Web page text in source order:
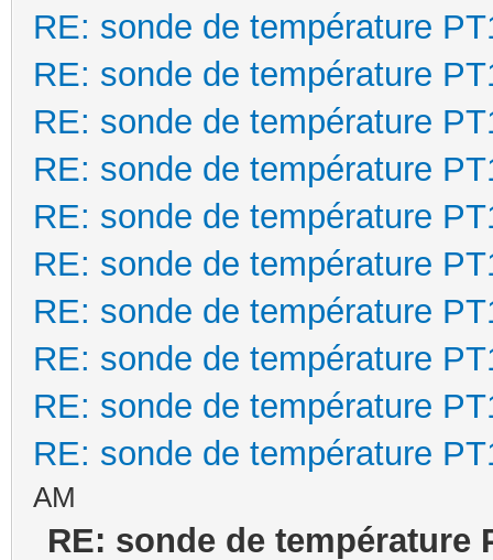
RE: sonde de température
RE: sonde de température
RE: sonde de température
RE: sonde de température
RE: sonde de température
RE: sonde de température
RE: sonde de température
RE: sonde de température
RE: sonde de température
RE: sonde de température
AM
RE: sonde de température